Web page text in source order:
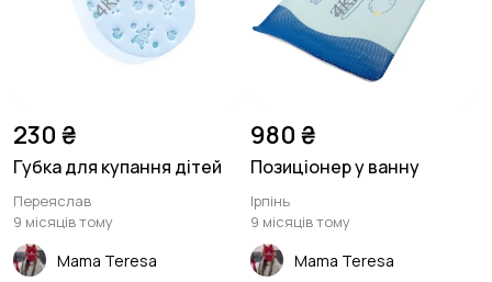
230 ₴
Губка для купання дітей
Переяслав
9 місяців тому
Mama Teresa
980 ₴
Позиціонер у ванну
Ірпінь
9 місяців тому
Mama Teresa